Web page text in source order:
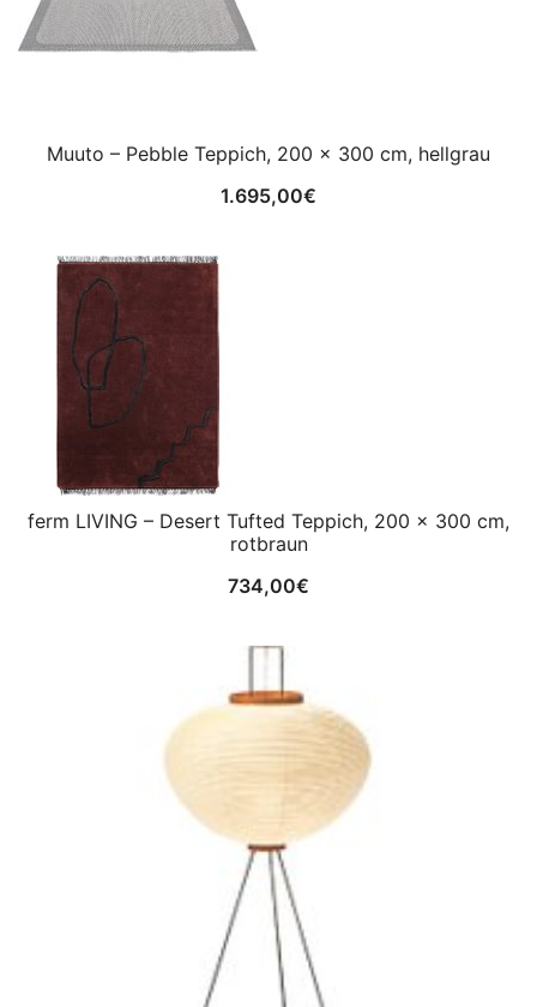
Muuto – Pebble Teppich, 200 x 300 cm, hellgrau
1.695,00€
ferm LIVING – Desert Tufted Teppich, 200 x 300 cm,
rotbraun
734,00€